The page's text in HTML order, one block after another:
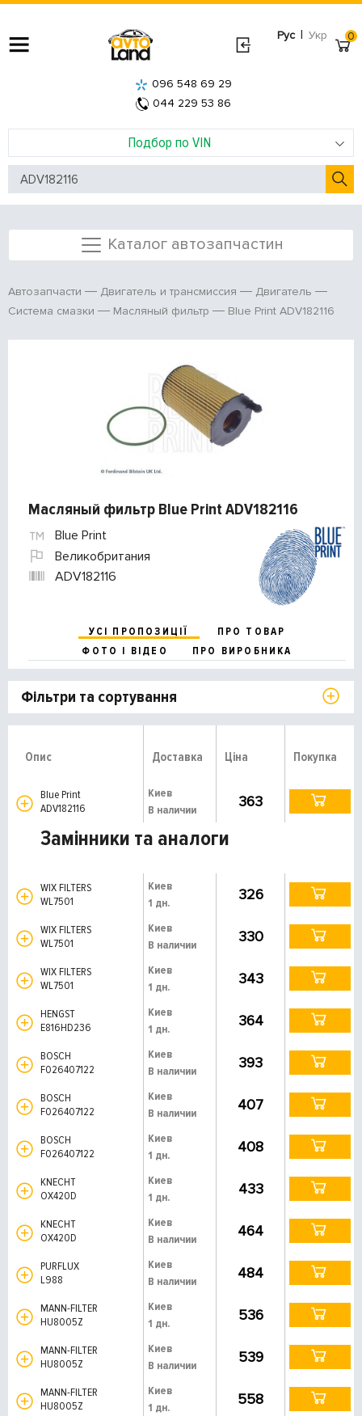
Рус | Укр
Подбор по VIN
096 548 69 29
044 229 53 86
0
Каталог автозапчастин
Автозапчасти Двигатель и трансмиссия
Двигатель
Система смазки
Масляный фильтр Blue Print ADV182116
Масляный фильтр Blue Print ADV182116
Blue Print
Великобритания
ADV182116
УСІ ПРОПОЗИЦІЇ
ПРО ТОВАР
ФОТО І ВІДЕО
ПРО ВИРОБНИКА
Фільтри та сортування
Опис Доставка Ціна Покупка
Blue Print
ADV182116
Киев
В наличии
363
Замінники та аналоги
WIX FILTERS
WL7501
Киев
1 дн.
326
WIX FILTERS
WL7501
Киев
В наличии
330
WIX FILTERS
WL7501
Киев
1 дн.
343
HENGST
E816HD236
Киев
1 дн.
364
BOSCH
F026407122
Киев
В наличии
393
BOSCH
F026407122
Киев
В наличии
407
BOSCH
F026407122
Киев
1 дн.
408
KNECHT
OX420D
Киев
1 дн.
433
KNECHT
OX420D
Киев
В наличии
464
PURFLUX
L988
Киев
В наличии
484
MANN-FILTER
HU8005Z
Киев
1 дн.
536
MANN-FILTER
HU8005Z
Киев
В наличии
539
MANN-FILTER
HU8005Z
Киев
1 дн.
558